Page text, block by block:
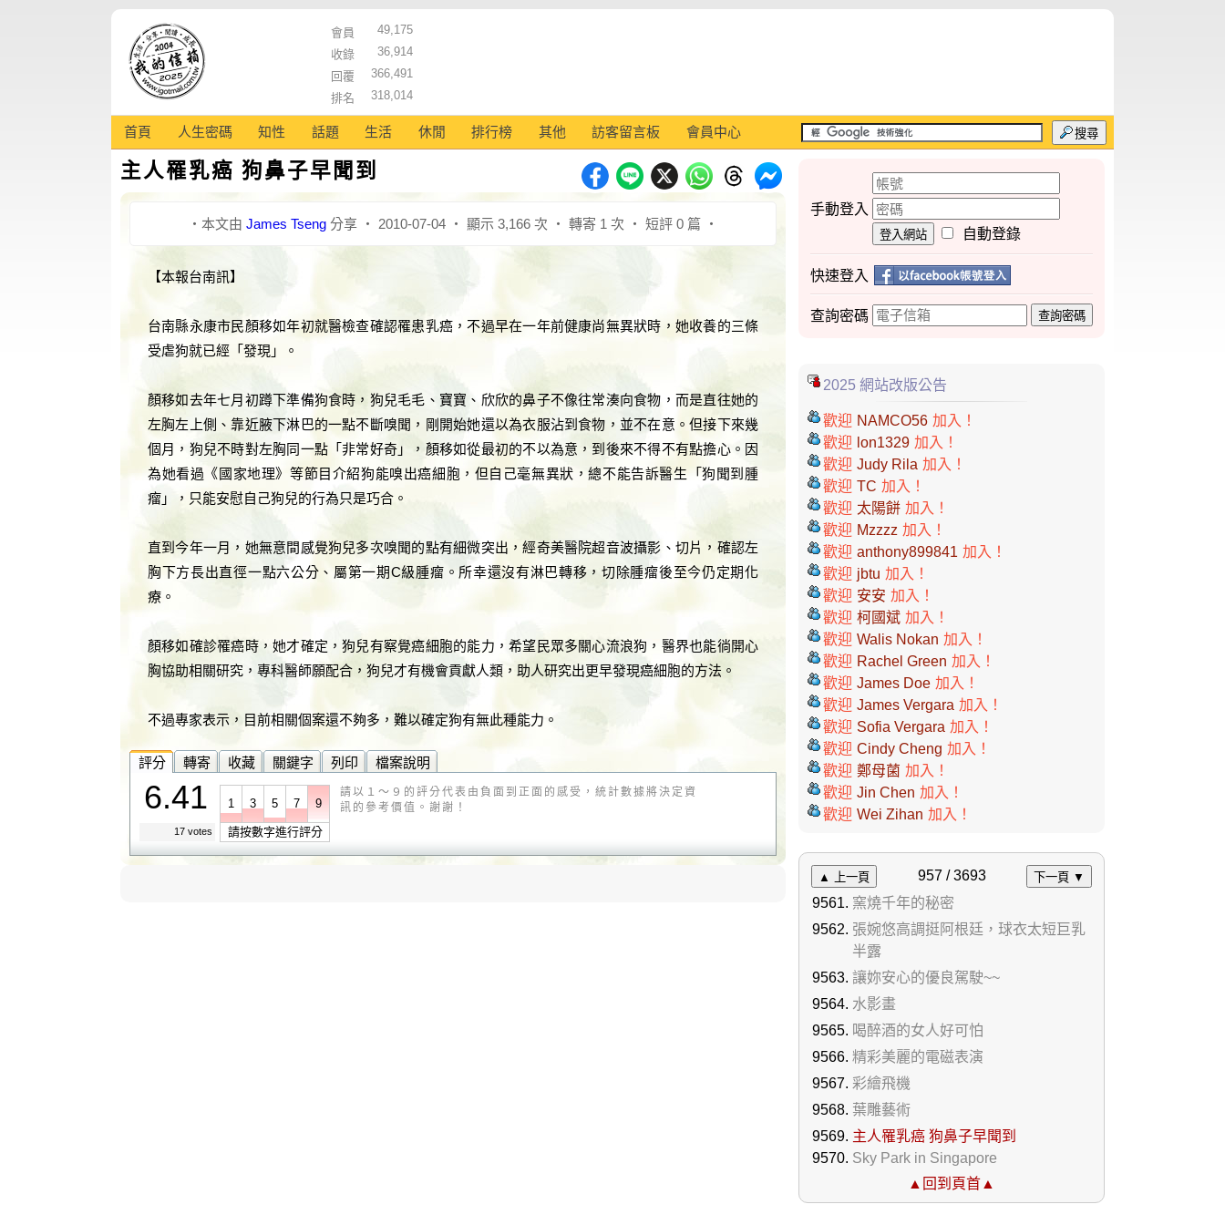
會員
49,175
收錄
36,914
回覆
366,491
排名
318,014
首頁 人生密碼 知性 話題 生活 休閒 排行榜 其他 訪客留言板 會員中心 搜尋
主人罹乳癌 狗鼻子早聞到
‧本文由 James Tseng 分享 ‧ 2010-07-04 ‧ 顯示 3,166 次 ‧ 轉寄 1 次 ‧ 短評 0 篇 ‧
【本報台南訊】
台南縣永康市民顏移如年初就醫檢查確認罹患乳癌，不過早在一年前健康尚無異狀時，她收養的三條
受虐狗就已經「發現」。
顏移如去年七月初蹲下準備狗食時，狗兒毛毛、寶寶、欣欣的鼻子不像往常湊向食物，而是直往她的
左胸左上側、靠近腋下淋巴的一點不斷嗅聞，剛開始她還以為衣服沾到食物，並不在意。但接下來幾
個月，狗兒不時對左胸同一點「非常好奇」，顏移如從最初的不以為意，到後來不得不有點擔心。因
為她看過《國家地理》等節目介紹狗能嗅出癌細胞，但自己毫無異狀，總不能告訴醫生「狗聞到腫
瘤」，只能安慰自己狗兒的行為只是巧合。
直到今年一月，她無意間感覺狗兒多次嗅聞的點有細微突出，經奇美醫院超音波攝影、切片，確認左
胸下方長出直徑一點六公分、屬第一期C級腫瘤。所幸還沒有淋巴轉移，切除腫瘤後至今仍定期化
療。
顏移如確診罹癌時，她才確定，狗兒有察覺癌細胞的能力，希望民眾多關心流浪狗，醫界也能徜開心
胸協助相關研究，專科醫師願配合，狗兒才有機會貢獻人類，助人研究出更早發現癌細胞的方法。
不過專家表示，目前相關個案還不夠多，難以確定狗有無此種能力。
評分 轉寄 收藏 關鍵字 列印 檔案說明
6.41
17 votes
1 3 5 7 9
請按數字進行評分
請以１～９的評分代表由負面到正面的感受，統計數據將決定資
訊的參考價值。謝謝！
手動登入
登入網站 自動登錄
快速登入
查詢密碼 查詢密碼
2025 網站改版公告
歡迎 NAMCO56 加入！
歡迎 lon1329 加入！
歡迎 Judy Rila 加入！
歡迎 TC 加入！
歡迎 太陽餅 加入！
歡迎 Mzzzz 加入！
歡迎 anthony899841 加入！
歡迎 jbtu 加入！
歡迎 安安 加入！
歡迎 柯國斌 加入！
歡迎 Walis Nokan 加入！
歡迎 Rachel Green 加入！
歡迎 James Doe 加入！
歡迎 James Vergara 加入！
歡迎 Sofia Vergara 加入！
歡迎 Cindy Cheng 加入！
歡迎 鄭母菌 加入！
歡迎 Jin Chen 加入！
歡迎 Wei Zihan 加入！
▲ 上一頁 957 / 3693 下一頁 ▼
窯燒千年的秘密
張婉悠高調挺阿根廷，球衣太短巨乳
半露
讓妳安心的優良駕駛~~
水影畫
喝醉酒的女人好可怕
精彩美麗的電磁表演
彩繪飛機
葉雕藝術
主人罹乳癌 狗鼻子早聞到
Sky Park in Singapore
▲回到頁首▲